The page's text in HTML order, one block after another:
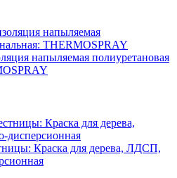
напыляемая полиуретановая
Краска для дерева, ЛДСП,